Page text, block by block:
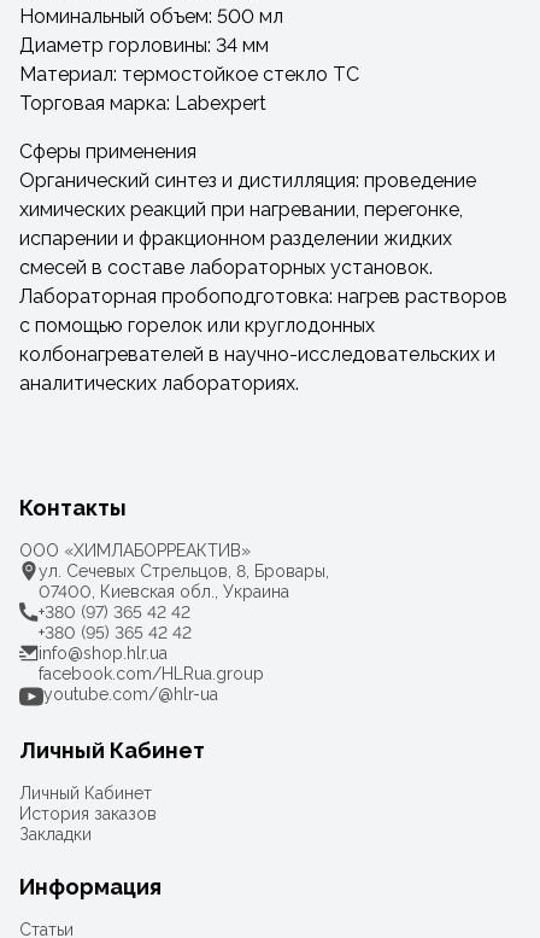
Номинальный объем: 500 мл
Диаметр горловины: 34 мм
Материал: термостойкое стекло ТС
Торговая марка: Labexpert
Сферы применения
Органический синтез и дистилляция: проведение
химических реакций при нагревании, перегонке,
испарении и фракционном разделении жидких
смесей в составе лабораторных установок.
Лабораторная пробоподготовка: нагрев растворов
с помощью горелок или круглодонных
колбонагревателей в научно-исследовательских и
аналитических лабораториях.
Контакты
ООО «ХИМЛАБОРРЕАКТИВ»
ул. Сечевых Стрельцов, 8, Бровары,
07400, Киевская обл., Украина
+380 (97) 365 42 42
+380 (95) 365 42 42
info@shop.hlr.ua
facebook.com/HLRua.group
youtube.com/@hlr-ua
Личный Кабинет
Личный Кабинет
История заказов
Закладки
Информация
Статьи